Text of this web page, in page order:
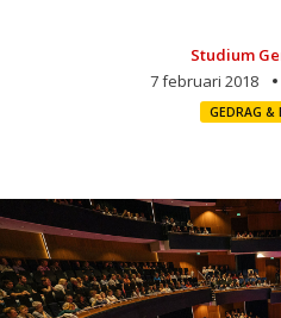
Studium
7 februari 2018
GEDRAG &